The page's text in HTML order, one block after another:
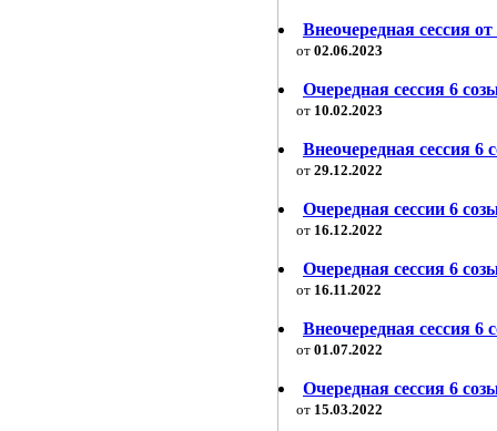
Внеочередная сессия от
от 02.06.2023
Очередная сессия 6
от 10.02.2023
Внеочередная сессия 6
от 29.12.2022
Очередная сессии 6
от 16.12.2022
Очередная сессия 6
от 16.11.2022
Внеочередная сессия 6
от 01.07.2022
Очередная сессия 6
от 15.03.2022